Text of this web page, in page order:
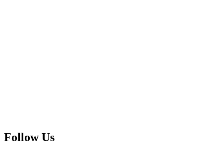
Follow Us